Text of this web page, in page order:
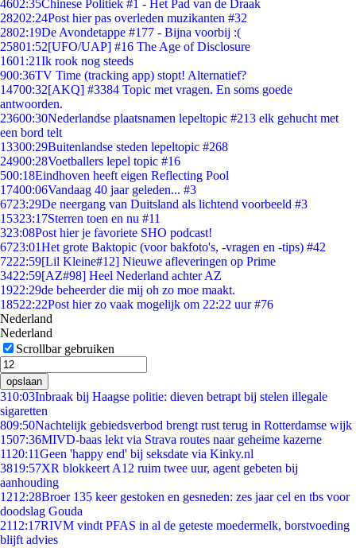
4602:35Chinese Politiek #1 - Het Pad van de Draak
28202:24Post hier pas overleden muzikanten #32
2802:19De Avondetappe #177 - Bijna voorbij :(
25801:52[UFO/UAP] #16 The Age of Disclosure
1601:21Ik rook nog steeds
900:36TV Time (tracking app) stopt! Alternatief?
14700:32[AKQ] #3384 Topic met vragen. En soms goede
antwoorden.
23600:30Nederlandse plaatsnamen lepeltopic #213 elk gehucht met
een bord telt
13300:29Buitenlandse steden lepeltopic #268
24900:28Voetballers lepel topic #16
500:18Eindhoven heeft eigen Reflecting Pool
17400:06Vandaag 40 jaar geleden... #3
6723:29De neergang van Duitsland als lichtend voorbeeld #3
15323:17Sterren toen en nu #11
323:08Post hier je favoriete SHO podcast!
6723:01Het grote Baktopic (voor bakfoto's, -vragen en -tips) #42
7222:59[Lil Kleine#12] Nieuwe afleveringen op Prime
3422:59[AZ#98] Heel Nederland achter AZ
1922:29de beheerder die mij oh zo moe maakt.
18522:22Post hier zo vaak mogelijk om 22:22 uur #76
Nederland
Nederland
Scrollbar gebruiken
opslaan
310:03Inbraak bij Haagse politie: dieven betrapt bij stelen illegale
sigaretten
809:50Nachtelijk gebiedsverbod brengt rust terug in Rotterdamse wijk
1507:36MIVD-baas lekt via Strava routes naar geheime kazerne
11 20:11Geen 'happy end' bij seksdate via Kinky.nl
3819:57XR blokkeert A12 ruim twee uur, agent gebeten bij
aanhouding
1212:28Broer 135 keer gestoken en gesneden: zes jaar cel en tbs voor
doodslag Gouda
2112:17RIVM vindt PFAS in al de geteste moedermelk, borstvoeding
blijft advies